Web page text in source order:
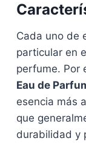
Cada uno de
particular en
perfume. Por
Eau de
esencia más
que
durabilidad y